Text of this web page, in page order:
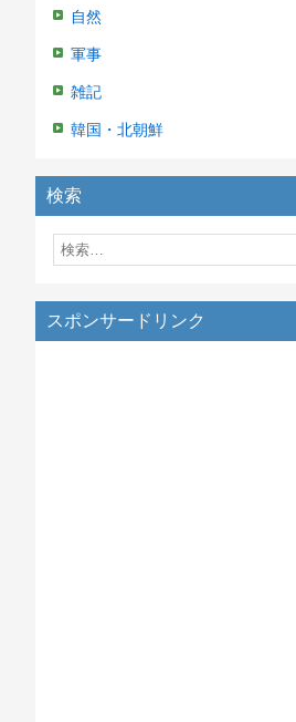
自然
軍事
雑記
韓国・北朝鮮
検索
スポンサードリンク